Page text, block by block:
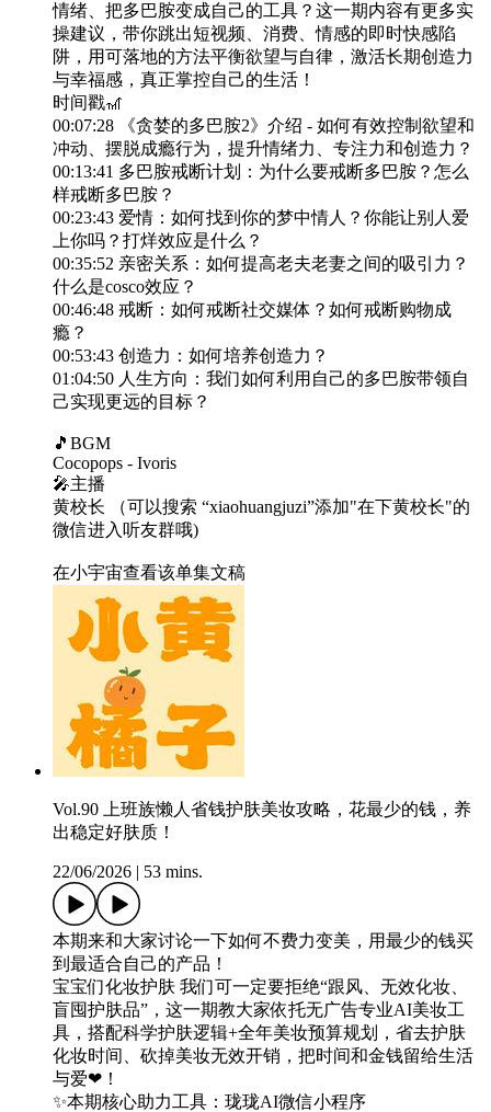
情绪、把多巴胺变成自己的工具？这一期内容有更多实
操建议，带你跳出短视频、消费、情感的即时快感陷
阱，用可落地的方法平衡欲望与自律，激活长期创造力
与幸福感，真正掌控自己的生活！
时间戳🎢
00:07:28 《贪婪的多巴胺2》介绍 - 如何有效控制欲望和
冲动、摆脱成瘾行为，提升情绪力、专注力和创造力？
00:13:41 多巴胺戒断计划：为什么要戒断多巴胺？怎么
样戒断多巴胺？
00:23:43 爱情：如何找到你的梦中情人？你能让别人爱
上你吗？打烊效应是什么？
00:35:52 亲密关系：如何提高老夫老妻之间的吸引力？
什么是cosco效应？
00:46:48 戒断：如何戒断社交媒体？如何戒断购物成
瘾？
00:53:43 创造力：如何培养创造力？
01:04:50 人生方向：我们如何利用自己的多巴胺带领自
己实现更远的目标？
🎵BGM
Cocopops - Ivoris
🎤主播
黄校长 （可以搜索 “xiaohuangjuzi”添加"在下黄校长"的
微信进入听友群哦)
在小宇宙查看该单集文稿
Vol.90 上班族懒人省钱护肤美妆攻略，花最少的钱，养
出稳定好肤质！
22/06/2026 53 mins.
本期来和大家讨论一下如何不费力变美，用最少的钱买
到最适合自己的产品！
宝宝们化妆护肤 我们可一定要拒绝“跟风、无效化妆、
盲囤护肤品”，这一期教大家依托无广告专业AI美妆工
具，搭配科学护肤逻辑+全年美妆预算规划，省去护肤
化妆时间、砍掉美妆无效开销，把时间和金钱留给生活
与爱❤！
✨本期核心助力工具：珑珑AI微信小程序